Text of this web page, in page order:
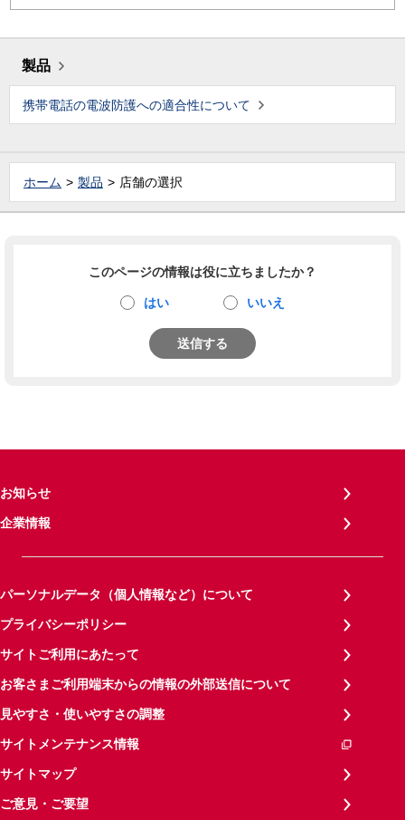
製品
携帯電話の電波防護への適合性について
ホーム 製品 店舗の選択
このページの情報は役に立ちましたか？
はい いいえ
送信する
お知らせ
企業情報
パーソナルデータ（個人情報など）について
プライバシーポリシー
サイトご利用にあたって
お客さまご利用端末からの情報の外部送信について
見やすさ・使いやすさの調整
サイトメンテナンス情報
サイトマップ
ご意見・ご要望